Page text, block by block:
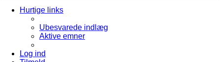
Hurtige links
Ubesvarede indlæg
Aktive emner
Log ind